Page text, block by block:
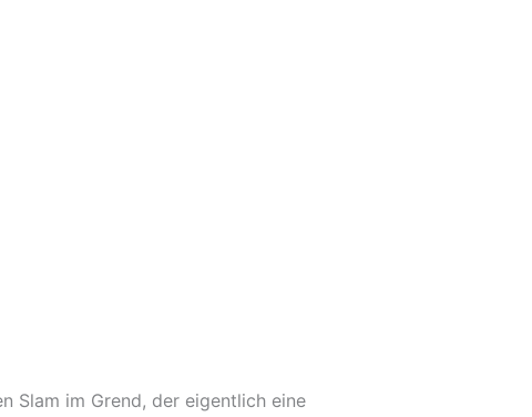
Slam im Grend, der eigentlich eine